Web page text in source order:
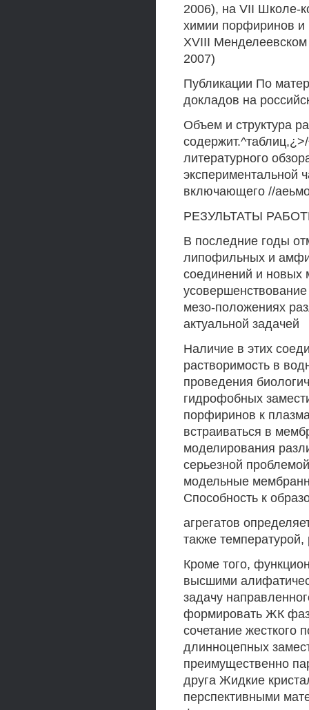
2006), на VII Школе-
химии порфиринов и
XVIII
2007)
Публикации По
докладов на
Объем и структура
литературного
экспериментальной
включающего //
РЕЗУЛЬТАТЫ
В последние годы
липофильных и
соединений и новых
мезо-положениях
актуальной задачей
Наличие в этих
растворимость в
проведения
гидрофобных
порфиринов к
встраиваться в
моделирования
серьезной
модельные
Способность к
агрегатов
также
Кроме того,
высшими
задачу
формировать ЖК
сочетание жесткого
длинноцепных
преимущественно
друга Жидкие
перспективными